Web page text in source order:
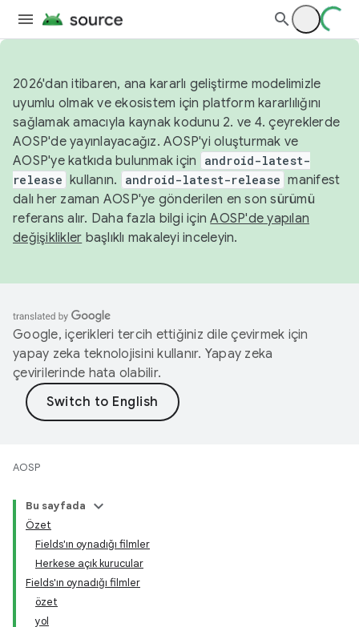
2026'dan itibaren, ana kararlı geliştirme modelimizle
uyumlu olmak ve ekosistem için platform kararlılığını
sağlamak amacıyla kaynak kodunu 2. ve 4. çeyreklerde
AOSP'de yayınlayacağız. AOSP'yi oluşturmak ve
AOSP'ye katkıda bulunmak için
android-latest-
release kullanın. android-latest-release manifest
dalı her zaman AOSP'ye gönderilen en son sürümü
referans alır. Daha fazla bilgi içinAOSP'de yapılan
değişiklikler başlıklı makaleyi inceleyin.
Google, içerikleri tercih ettiğiniz dile çevirmek için
yapay zeka teknolojisini kullanır. Yapay zeka
çevirilerinde hata olabilir.
AOSP
Bu sayfada
Özet
Fields'ın oynadığı filmler
Herkese açık kurucular
Fields'ın oynadığı filmler
özet
yol